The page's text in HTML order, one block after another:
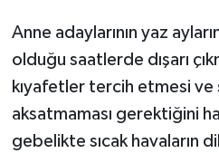
Anne adaylarının yaz
olduğu saatlerde dışarı
kıyafetler tercih etmesi ve
aksatmaması gerektiğini
gebelikte sıcak havaların